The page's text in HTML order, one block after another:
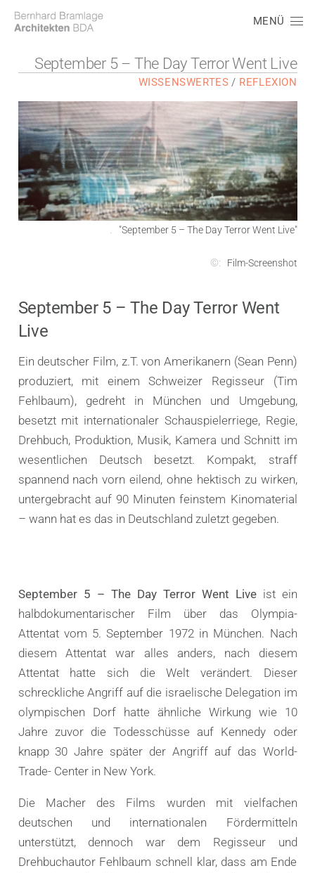
MENÜ
September 5 – The Day Terror Went Live
WISSENSWERTES / REFLEXION
. "September 5 – The Day Terror Went Live"
©: Film-Screenshot
September 5 – The Day Terror Went
Live
Ein deutscher Film, z.T. von Amerikanern (Sean Penn)
produziert, mit einem Schweizer Regisseur (Tim
Fehlbaum), gedreht in München und Umgebung,
besetzt mit internationaler Schauspielerriege, Regie,
Drehbuch, Produktion, Musik, Kamera und Schnitt im
wesentlichen Deutsch besetzt. Kompakt, straff
spannend nach vorn eilend, ohne hektisch zu wirken,
untergebracht auf 90 Minuten feinstem Kinomaterial
– wann hat es das in Deutschland zuletzt gegeben.
September 5 – The Day Terror Went Liveist ein
halbdokumentarischer Film über das Olympia-
Attentat vom 5. September 1972 in München. Nach
diesem Attentat war alles anders, nach diesem
Attentat hatte sich die Welt verändert. Dieser
schreckliche Angriff auf die israelische Delegation im
olympischen Dorf hatte ähnliche Wirkung wie 10
Jahre zuvor die Todesschüsse auf Kennedy oder
knapp 30 Jahre später der Angriff auf das World-
Trade- Center in New York.
Die Macher des Films wurden mit vielfachen
deutschen und internationalen Fördermitteln
unterstützt, dennoch war dem Regisseur und
Drehbuchautor Fehlbaum schnell klar, dass am Ende